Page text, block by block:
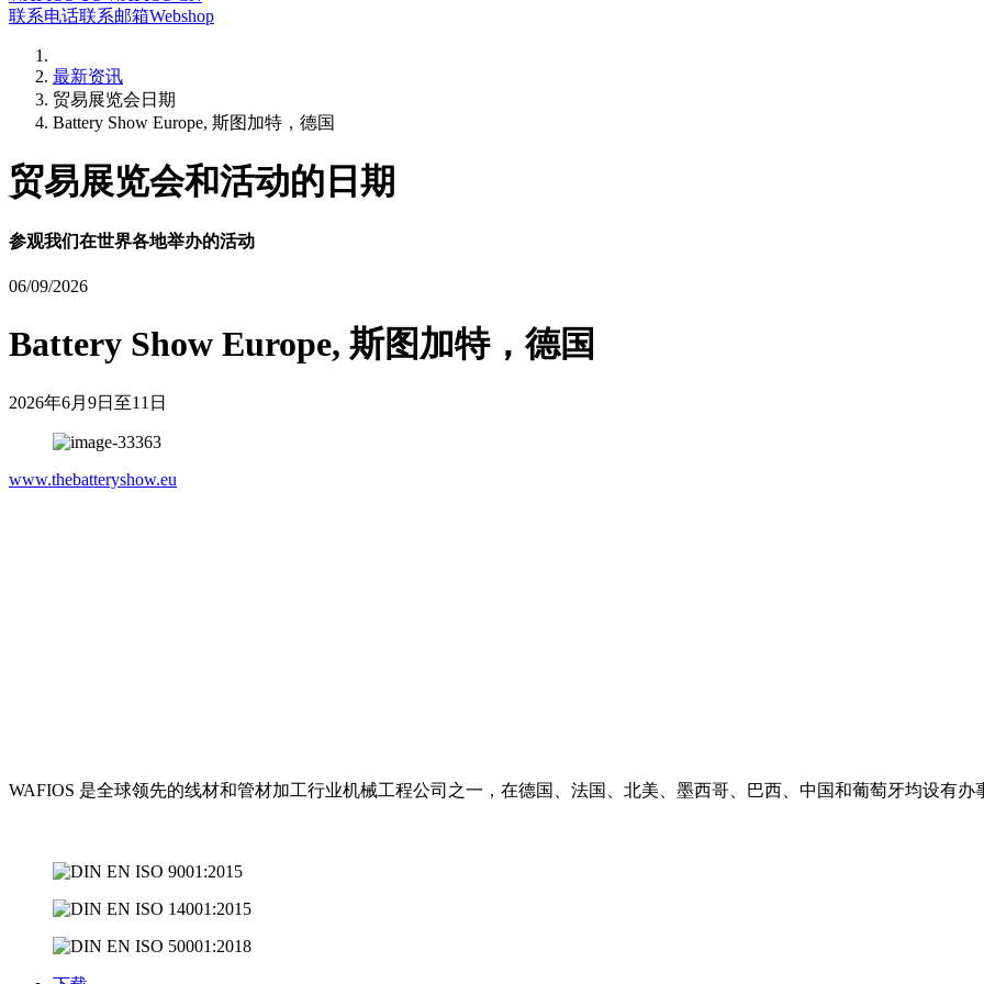
联系电话联系邮箱Webshop
最新资讯
贸易展览会日期
Battery Show Europe, 斯图加特，德国
贸易展览会和活动的日期
参观我们在世界各地举办的活动
06/09/2026
Battery Show Europe, 斯图加特，德国
2026年6月9日至11日
www.thebatteryshow.eu
WAFIOS 是全球领先的线材和管材加工行业机械工程公司之一，在德国、法国、北美、墨西哥、巴西、中国和葡萄牙均设有办